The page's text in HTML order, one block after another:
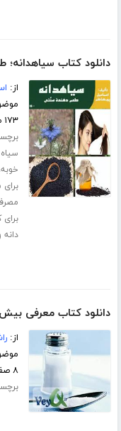
دانلود کتاب
از:
۱۷۳ صفحه
خوبه
برای
دانلود کتاب معرفی بیش از 80 خواص نمک و
از:
۸ صفحه